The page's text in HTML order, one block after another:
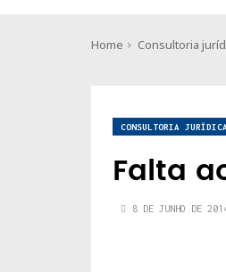
Home Consultoria
CONSULTORIA
Falta
8 DE JUNHO DE